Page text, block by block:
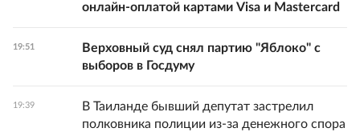
онлайн-оплатой картами Visa и Mastercard
19:51
Верховный суд снял партию "Яблоко" с
выборов в Госдуму
19:39
В Таиланде бывший депутат застрелил
полковника полиции из-за денежного спора